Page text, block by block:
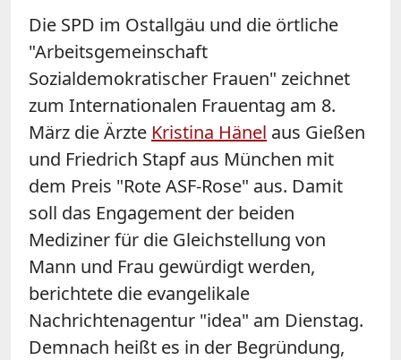
Die SPD im Ostallgäu und die örtliche
"Arbeitsgemeinschaft
Sozialdemokratischer Frauen" zeichnet
zum Internationalen Frauentag am 8.
März die Ärzte Kristina Hänel aus Gießen
und Friedrich Stapf aus München mit
dem Preis "Rote ASF-Rose" aus. Damit
soll das Engagement der beiden
Mediziner für die Gleichstellung von
Mann und Frau gewürdigt werden,
berichtete die evangelikale
Nachrichtenagentur "idea" am Dienstag.
Demnach heißt es in der Begründung,